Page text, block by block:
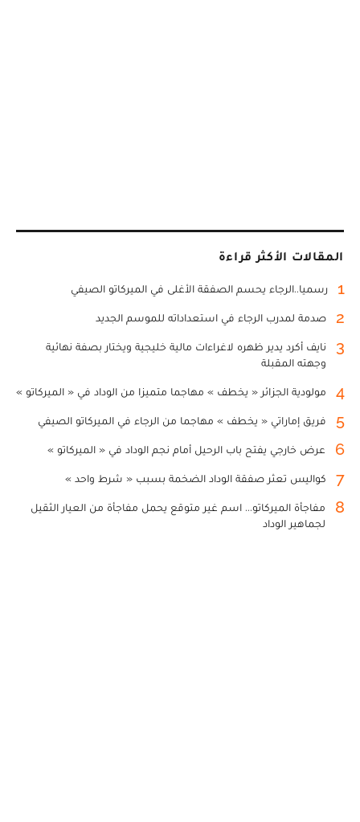
1 رسميا..الرجاء يحسم الصفقة الأغلى في الميركاتو الصيفي
2 صدمة لمدرب الرجاء في استعداداته للموسم الجديد
نايف أكرد يدير ظهره لاغراءات مالية خليجية ويختار بصفة نهائية
وجهته المقبلة
4 مولودية الجزائر « يخطف » مهاجما متميزا من الوداد في « الميركاتو »
5 فريق إماراتي « يخطف » مهاجما من الرجاء في الميركاتو الصيفي
6 عرض خارجي يفتح باب الرحيل أمام نجم الوداد في « الميركاتو »
7 كواليس تعثر صفقة الوداد الضخمة بسبب « شرط واحد »
مفاجأة الميركاتو... اسم غير متوقع يحمل مفاجأة من العيار الثقيل